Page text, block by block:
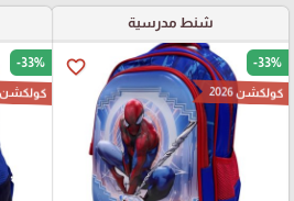
شنط مدرسية
favorite_border -33%
كولكشن 2026
-33%
كولكشن 2026